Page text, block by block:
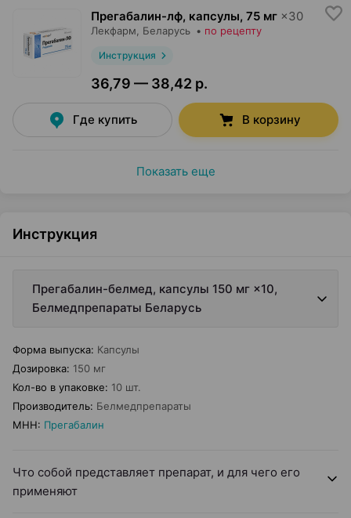
Прегабалин-лф, капсулы, 75 мг ×30
Лекфарм , Беларусь • по рецепту
Инструкция
36,79 — 38,42 р.
Где купить В корзину
Показать еще
Инструкция
Прегабалин-белмед, капсулы 150 мг ×10,
Белмедпрепараты Беларусь
Форма выпуска: Капсулы
Дозировка: 150 мг
Кол-во в упаковке: 10 шт.
Производитель: Белмедпрепараты
МНН: Прегабалин
Что собой представляет препарат, и для чего его
применяют